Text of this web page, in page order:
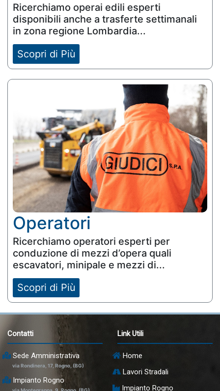
Ricerchiamo operai edili esperti
disponibili anche a trasferte settimanali
in zona regione Lombardia...
Scopri di Più
Operatori
Ricerchiamo operatori esperti per
conduzione di mezzi d’opera quali
escavatori, minipale e mezzi di...
Scopri di Più
Contatti
Sede Amministrativa
via Rondinera, 17, Rogno, (BG)
Impianto Rogno
Link Utili
Home
Lavori Stradali
Impianto Rogno